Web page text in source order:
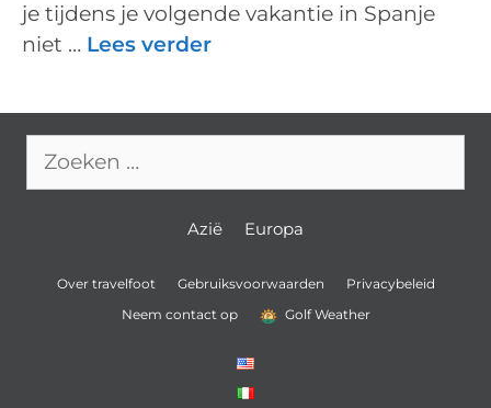
je tijdens je volgende vakantie in Spanje
niet … Lees verder
naar:
Azië Europa
Over travelfoot Gebruiksvoorwaarden
Privacybeleid
Neem contact op
Golf Weather